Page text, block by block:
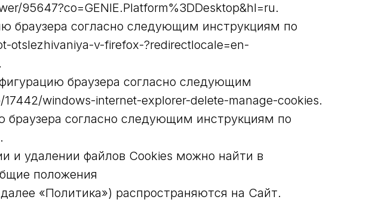
95647?co=GENIE.Platform%3DDesktop&hl=ru.
браузера согласно следующим инструкциям по
otslezhivaniya-v-firefox-?redirectlocale=en-
браузера согласно следующим
windows-internet-explorer-delete-manage-cookies.
согласно следующим инструкциям по
и удалении файлов Cookies можно найти в
положения
«Политика») распространяются на Сайт.